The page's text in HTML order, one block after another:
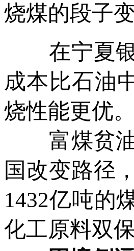
烧煤的段子
在宁夏银
成本比石油
烧性能更优。
富煤贫油
国改变路径
1432亿吨的
化工原料双保